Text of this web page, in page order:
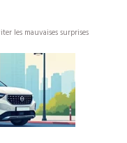
les mauvaises surprises